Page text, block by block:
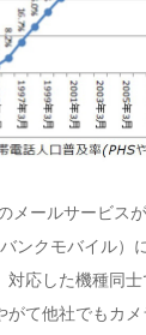
メールサービス
ンクモバイル）
対応した機種同
て他社でもカメ